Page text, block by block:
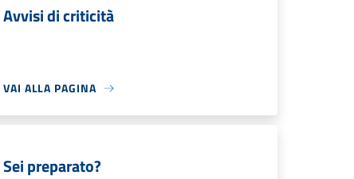
Avvisi di criticità
VAI ALLA PAGINA
Sei preparato?